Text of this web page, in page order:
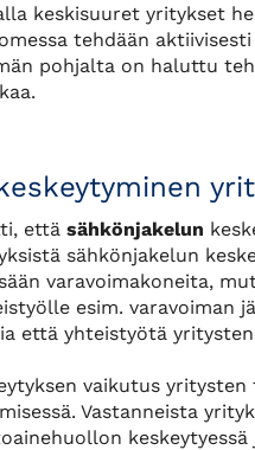
keskisuuret yritykset
tehdään
pohjalta on haluttu
että sähkönjakelun
sähkönjakelun
varavoimakoneita,
esim. varavoiman
että yhteistyötä yritysten
vaikutus
Vastanneista